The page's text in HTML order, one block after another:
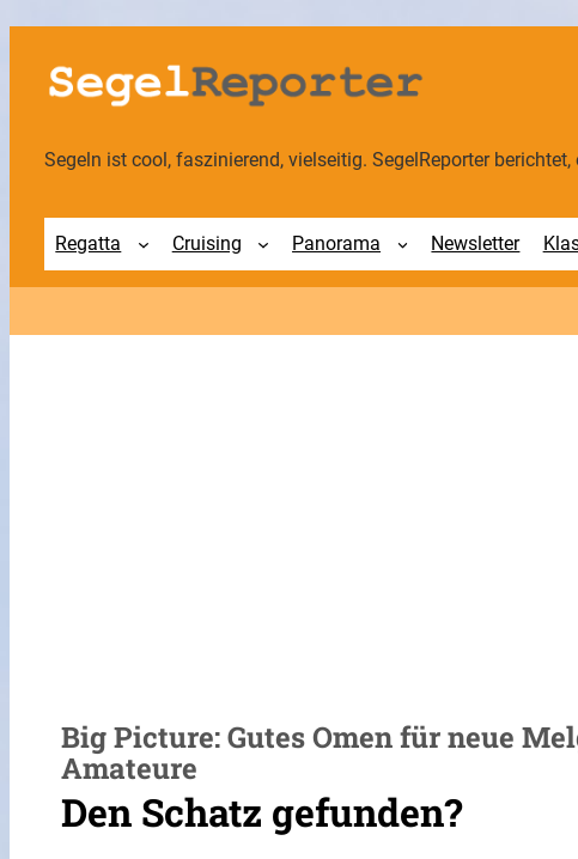
Zum
Inhalt
springen
Segeln ist cool, faszinierend, vielseitig. SegelReporter berichtet,
Regatta Cruising Panorama Newsletter
Big Picture: Gutes Omen für neue
Amateure
Den Schatz gefunden?